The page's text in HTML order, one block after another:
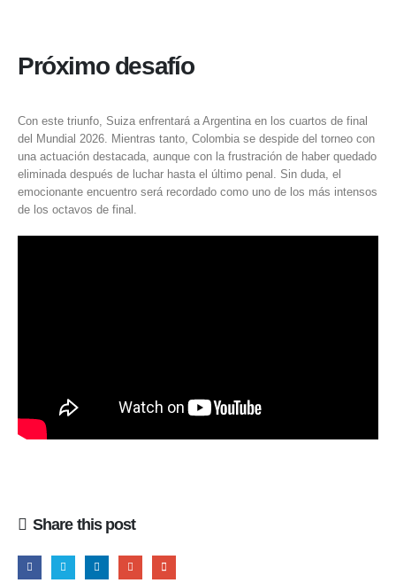
Próximo desafío
Con este triunfo, Suiza enfrentará a Argentina en los cuartos de final
del Mundial 2026. Mientras tanto, Colombia se despide del torneo con
una actuación destacada, aunque con la frustración de haber quedado
eliminada después de luchar hasta el último penal. Sin duda, el
emocionante encuentro será recordado como uno de los más intensos
de los octavos de final.
Share this post